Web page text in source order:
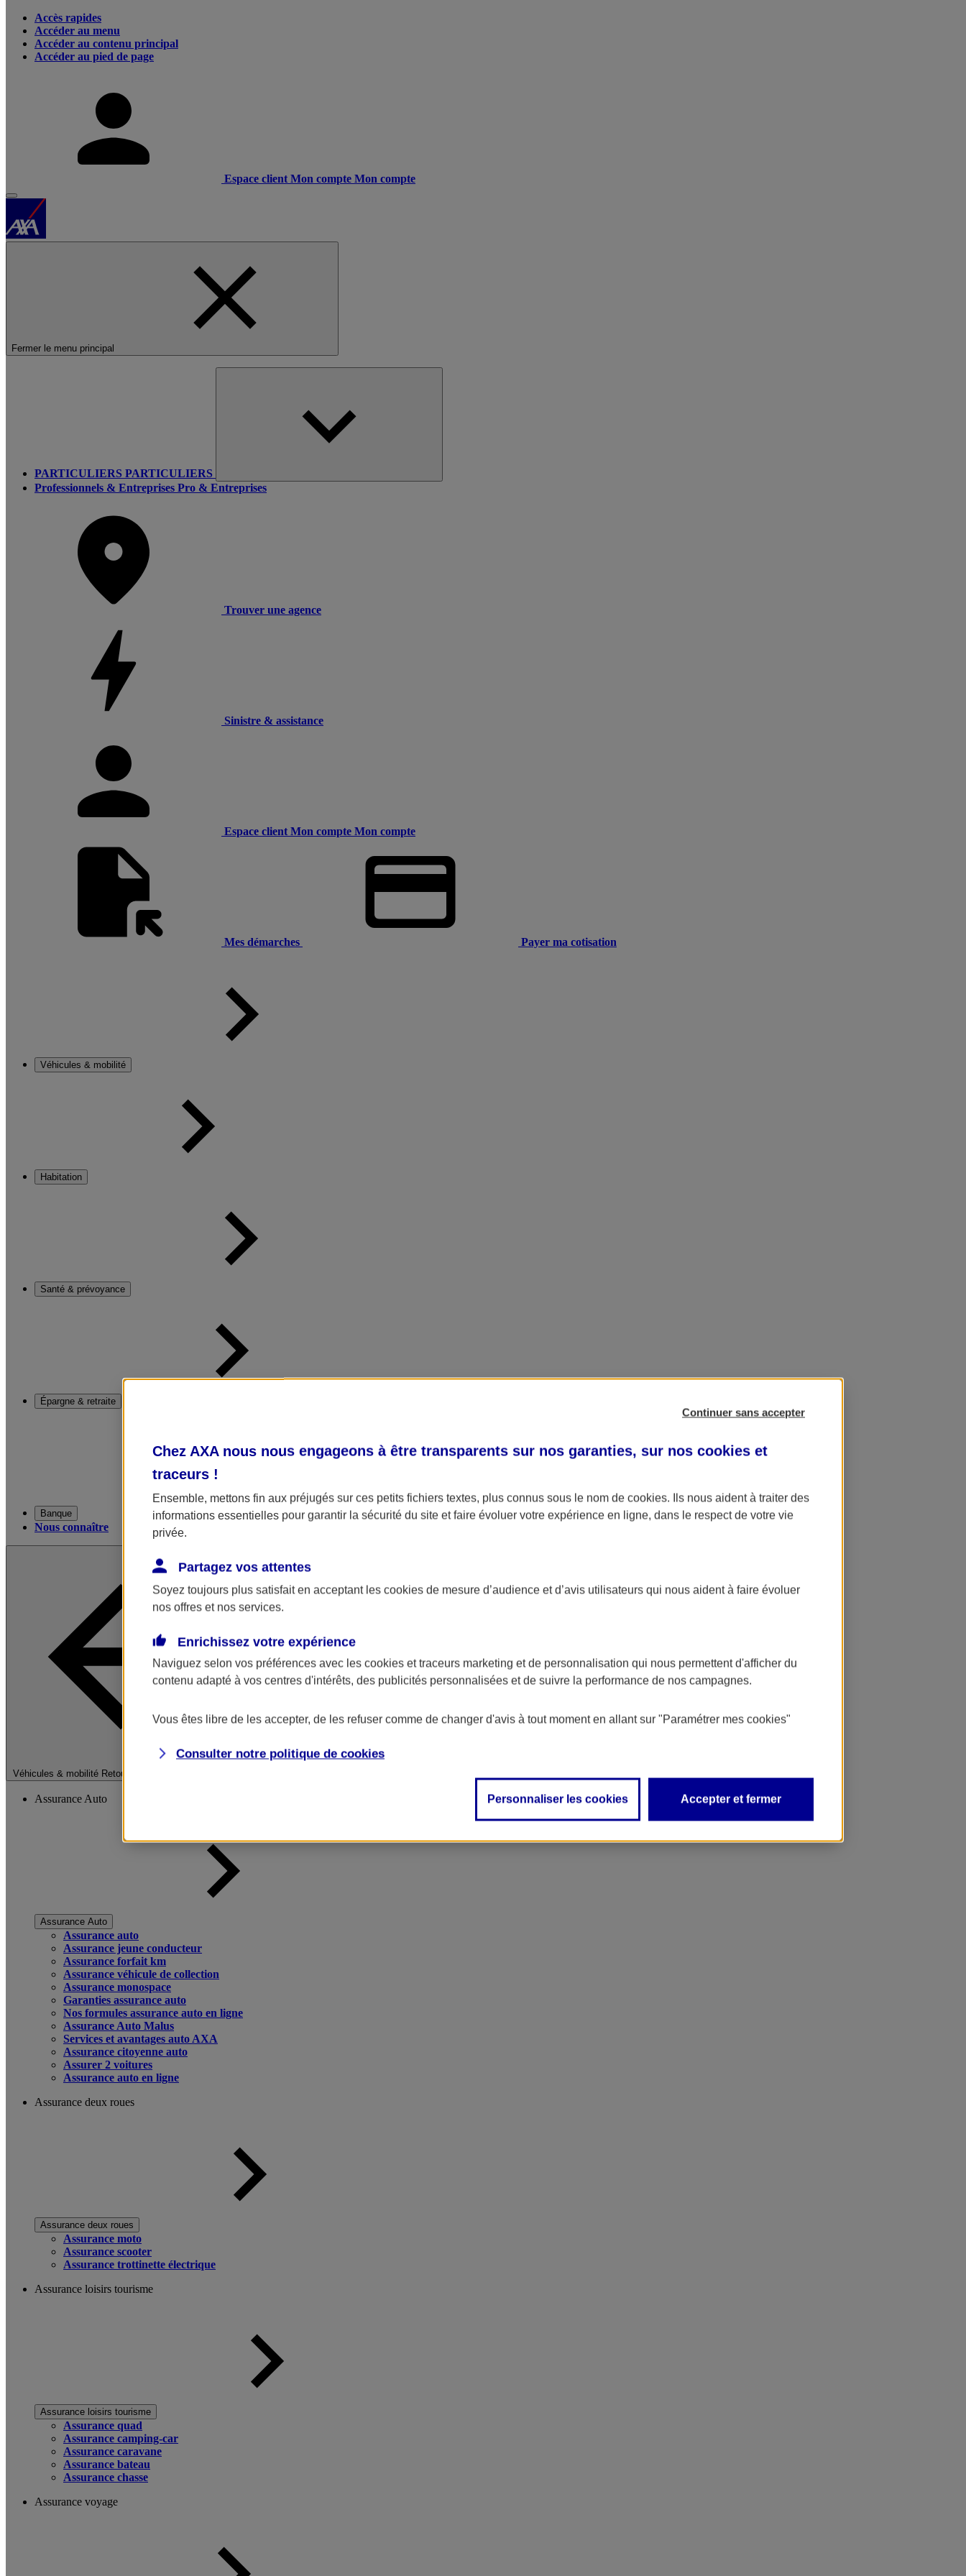
Accès rapides
Accéder au menu
Accéder au contenu principal
Accéder au pied de page
Espace client Mon compte Mon compte
Fermer le menu principal
PARTICULIERS PARTICULIERS
Professionnels & Entreprises Pro & Entreprises
Trouver une agence
Sinistre & assistance
Espace client Mon compte Mon compte
Mes démarches Payer ma cotisation
Véhicules & mobilité
Habitation
Santé & prévoyance
Épargne & retraite
Banque
Nous connaître
Véhicules & mobilité Retour à la section précédente
Fermer le menu principal
Assurance Auto
Assurance Auto
Assurance auto
Assurance jeune conducteur
Assurance forfait km
Assurance véhicule de collection
Assurance monospace
Garanties assurance auto
Nos formules assurance auto en ligne
Assurance Auto Malus
Services et avantages auto AXA
Assurance citoyenne auto
Assurer 2 voitures
Assurance auto en ligne
Assurance deux roues
Assurance deux roues
Assurance moto
Assurance scooter
Assurance trottinette électrique
Assurance loisirs tourisme
Assurance loisirs tourisme
Assurance quad
Assurance camping-car
Assurance caravane
Assurance bateau
Assurance chasse
Assurance voyage
Continuer sans accepter
Chez AXA nous nous engageons à être transparents sur nos garanties, sur nos cookies et
traceurs !
Ensemble, mettons fin aux préjugés sur ces petits fichiers textes, plus connus sous le nom de cookies. Ils nous aident à traiter des
informations essentielles pour garantir la sécurité du site et faire évoluer votre expérience en ligne, dans le respect de votre vie
privée.
Partagez vos attentes
Soyez toujours plus satisfait en acceptant les cookies de mesure d’audience et d’avis utilisateurs qui nous aident à faire évoluer
nos offres et nos services.
Enrichissez votre expérience
Naviguez selon vos préférences avec les cookies et traceurs marketing et de personnalisation qui nous permettent d'afficher du
contenu adapté à vos centres d'intérêts, des publicités personnalisées et de suivre la performance de nos campagnes.
Vous êtes libre de les accepter, de les refuser comme de changer d'avis à tout moment en allant sur "Paramétrer mes cookies"
Consulter notre politique de cookies
Personnaliser les cookies Accepter et fermer